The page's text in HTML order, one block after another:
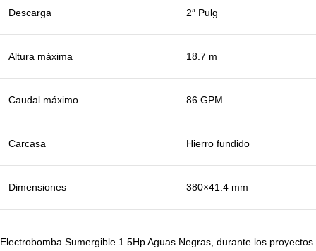
Descarga 2″ Pulg
Altura máxima 18.7 m
Caudal máximo 86 GPM
Carcasa Hierro fundido
Dimensiones 380×41.4 mm
Electrobomba Sumergible 1.5Hp Aguas Negras, durante los proyectos